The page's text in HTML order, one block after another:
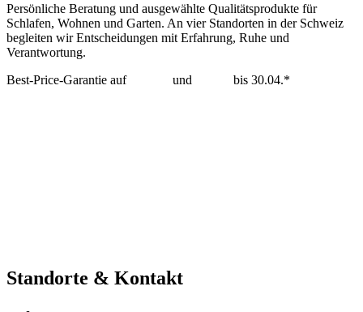
Persönliche Beratung und ausgewählte Qualitätsprodukte für
Schlafen, Wohnen und Garten. An vier Standorten in der Schweiz
begleiten wir Entscheidungen mit Erfahrung, Ruhe und
Verantwortung.
Best-Price-Garantie auf
und
bis 30.04.*
Standorte & Kontakt